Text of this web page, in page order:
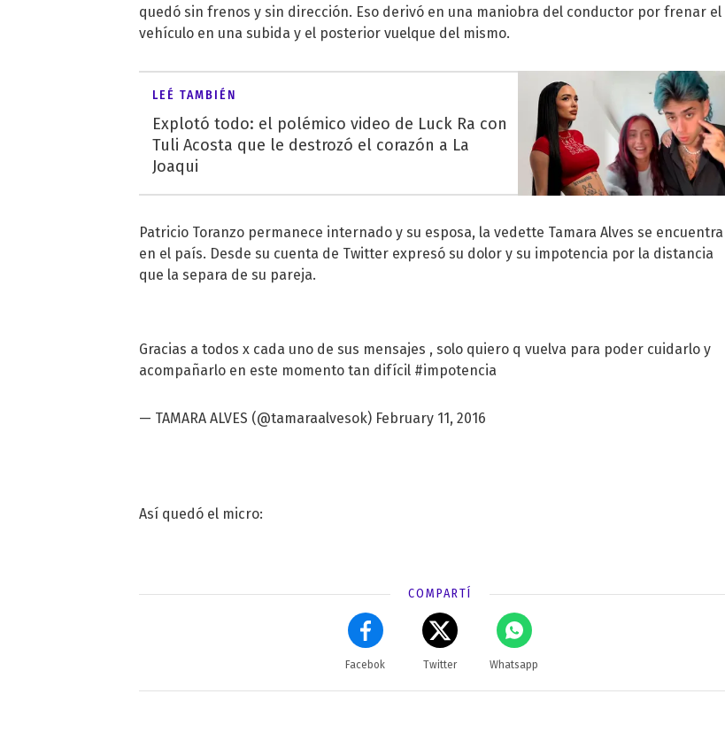
quedó sin frenos y sin dirección. Eso derivó en una maniobra del conductor por frenar el
vehículo en una subida y el posterior vuelque del mismo.
LEÉ TAMBIÉN
Explotó todo: el polémico video de Luck Ra con
Tuli Acosta que le destrozó el corazón a La
Joaqui
Patricio Toranzo permanece internado y su esposa, la vedette Tamara Alves se encuentra
en el país. Desde su cuenta de Twitter expresó su dolor y su impotencia por la distancia
que la separa de su pareja.
Gracias a todos x cada uno de sus mensajes , solo quiero q vuelva para poder cuidarlo y
acompañarlo en este momento tan difícil #impotencia
— TAMARA ALVES (@tamaraalvesok) February 11, 2016
Así quedó el micro:
COMPARTÍ
Facebok Twitter Whatsapp